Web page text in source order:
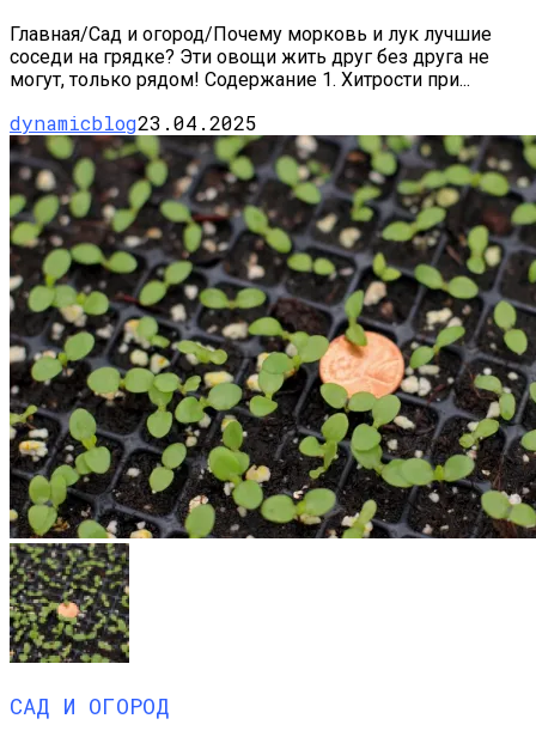
Главная/Сад и огород/Почему морковь и лук лучшие
соседи на грядке? Эти овощи жить друг без друга не
могут, только рядом! Содержание 1. Хитрости при...
dynamicblog23.04.2025
САД И ОГОРОД